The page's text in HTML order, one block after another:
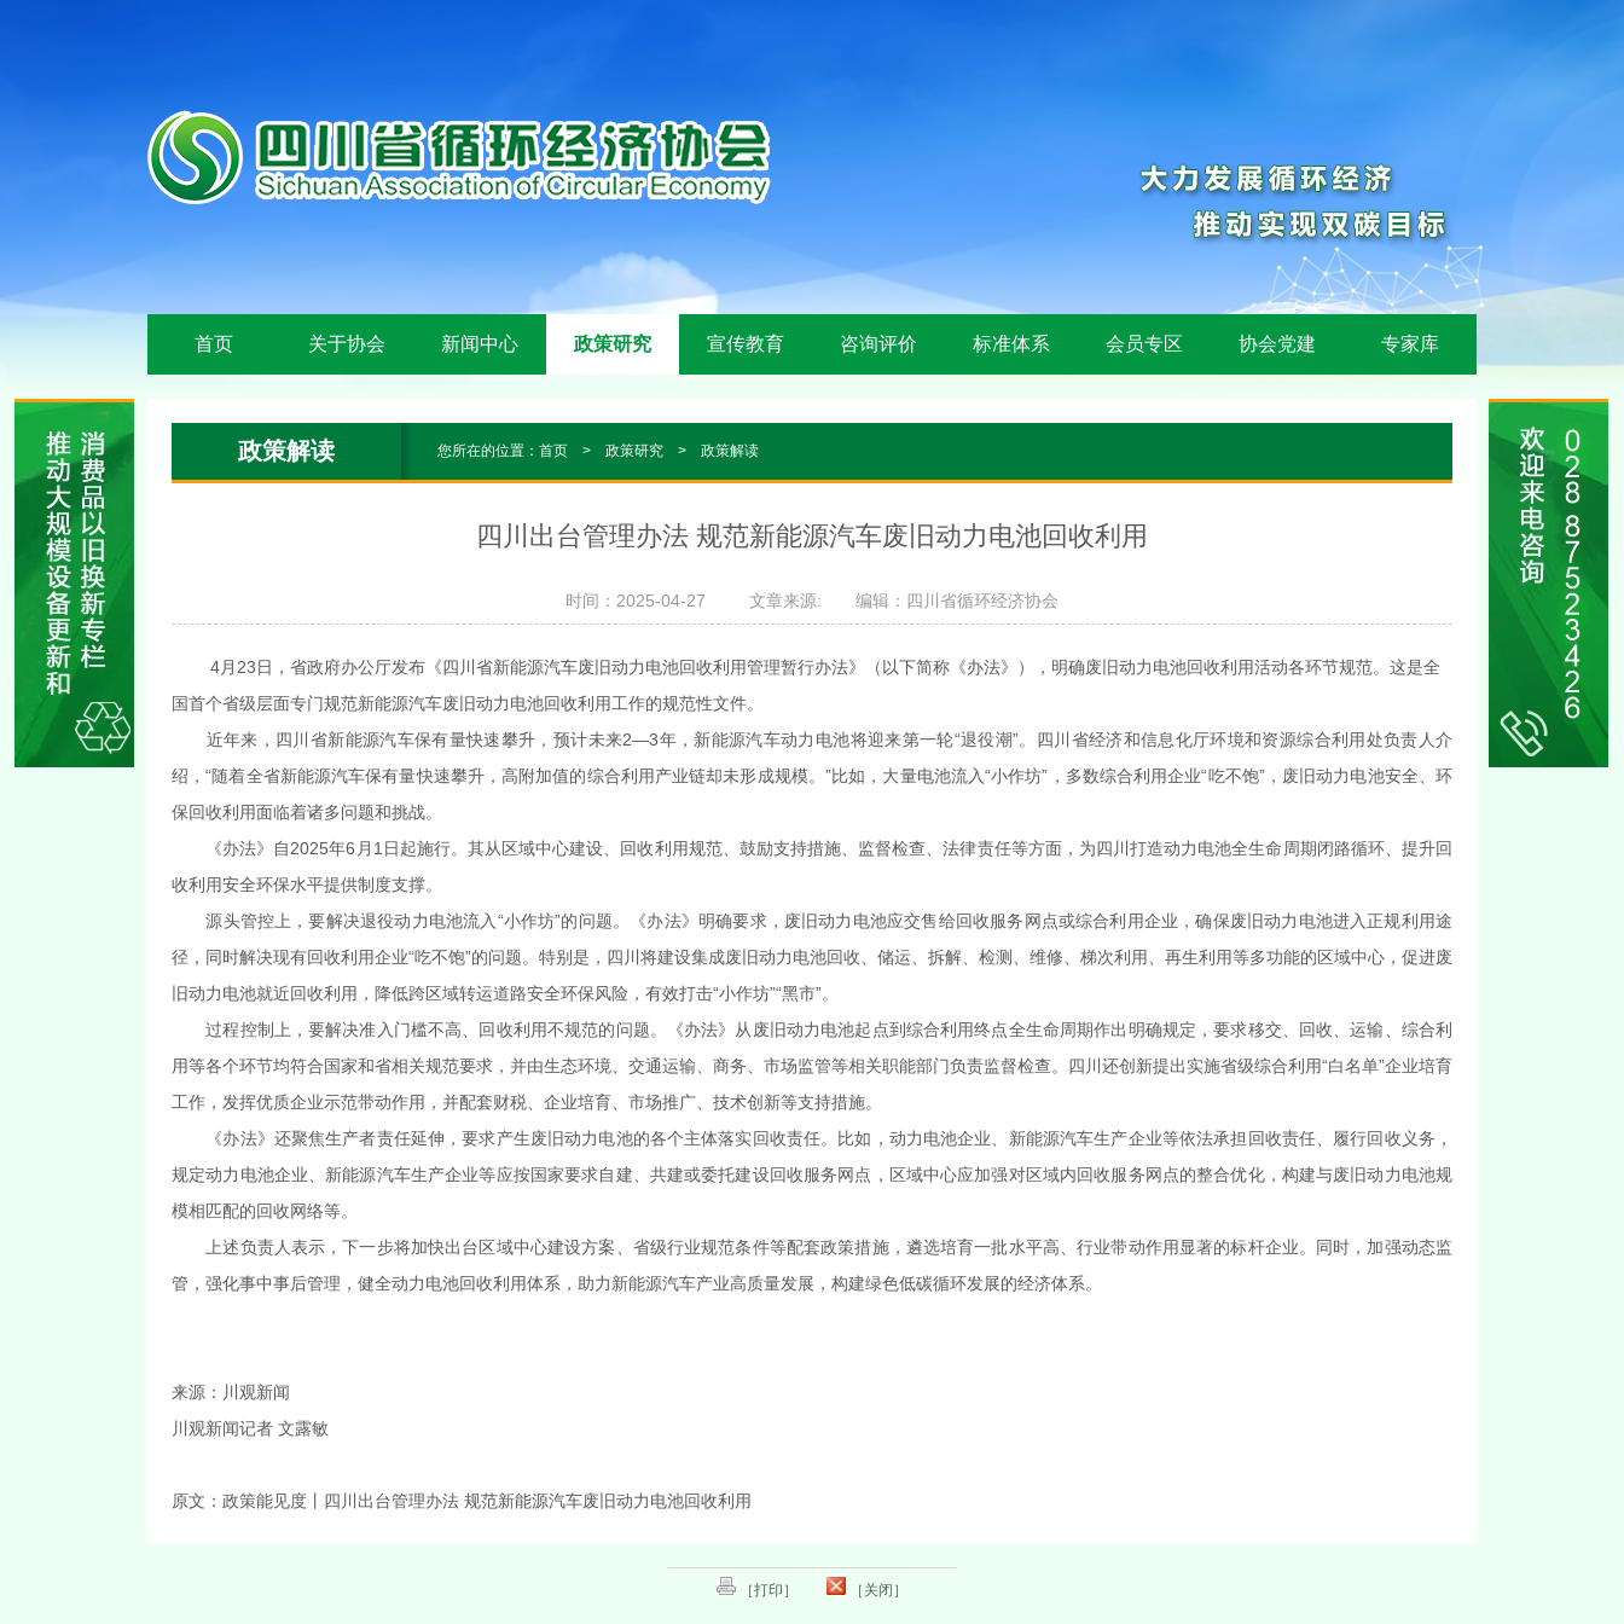
首页 关于协会 新闻中心 政策研究 宣传教育 咨询评价 标准体系 会员专区 协会党建 专家库
政策解读 您所在的位置： 首页 > 政策研究 > 政策解读
四川出台管理办法 规范新能源汽车废旧动力电池回收利用
时间：2025-04-27 文章来源: 编辑：四川省循环经济协会
4月23日，省政府办公厅发布《四川省新能源汽车废旧动力电池回收利用管理暂行办法》（以下简称《办法》），明确废旧动力电池回收利用活动各环节规范。这是全
国首个省级层面专门规范新能源汽车废旧动力电池回收利用工作的规范性文件。
近年来，四川省新能源汽车保有量快速攀升，预计未来2—3年，新能源汽车动力电池将迎来第一轮“退役潮”。四川省经济和信息化厅环境和资源综合利用处负责人介
绍，“随着全省新能源汽车保有量快速攀升，高附加值的综合利用产业链却未形成规模。”比如，大量电池流入“小作坊”，多数综合利用企业“吃不饱”，废旧动力电池安全、环
保回收利用面临着诸多问题和挑战。
《办法》自2025年6月1日起施行。其从区域中心建设、回收利用规范、鼓励支持措施、监督检查、法律责任等方面，为四川打造动力电池全生命周期闭路循环、提升回
收利用安全环保水平提供制度支撑。
源头管控上，要解决退役动力电池流入“小作坊”的问题。《办法》明确要求，废旧动力电池应交售给回收服务网点或综合利用企业，确保废旧动力电池进入正规利用途
径，同时解决现有回收利用企业“吃不饱”的问题。特别是，四川将建设集成废旧动力电池回收、储运、拆解、检测、维修、梯次利用、再生利用等多功能的区域中心，促进废
旧动力电池就近回收利用，降低跨区域转运道路安全环保风险，有效打击“小作坊”“黑市”。
过程控制上，要解决准入门槛不高、回收利用不规范的问题。《办法》从废旧动力电池起点到综合利用终点全生命周期作出明确规定，要求移交、回收、运输、综合利
用等各个环节均符合国家和省相关规范要求，并由生态环境、交通运输、商务、市场监管等相关职能部门负责监督检查。四川还创新提出实施省级综合利用“白名单”企业培育
工作，发挥优质企业示范带动作用，并配套财税、企业培育、市场推广、技术创新等支持措施。
《办法》还聚焦生产者责任延伸，要求产生废旧动力电池的各个主体落实回收责任。比如，动力电池企业、新能源汽车生产企业等依法承担回收责任、履行回收义务，
规定动力电池企业、新能源汽车生产企业等应按国家要求自建、共建或委托建设回收服务网点，区域中心应加强对区域内回收服务网点的整合优化，构建与废旧动力电池规
模相匹配的回收网络等。
上述负责人表示，下一步将加快出台区域中心建设方案、省级行业规范条件等配套政策措施，遴选培育一批水平高、行业带动作用显著的标杆企业。同时，加强动态监
管，强化事中事后管理，健全动力电池回收利用体系，助力新能源汽车产业高质量发展，构建绿色低碳循环发展的经济体系。
来源： 川观新闻
川观新闻记者 文露敏
原文： 政策能见度丨四川出台管理办法 规范新能源汽车废旧动力电池回收利用
［打印］ ［关闭］